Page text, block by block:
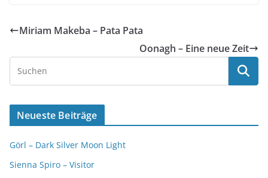
Miriam Makeba – Pata Pata
Oonagh – Eine neue Zeit
Neueste Beiträge
Görl – Dark Silver Moon Light
Sienna Spiro – Visitor